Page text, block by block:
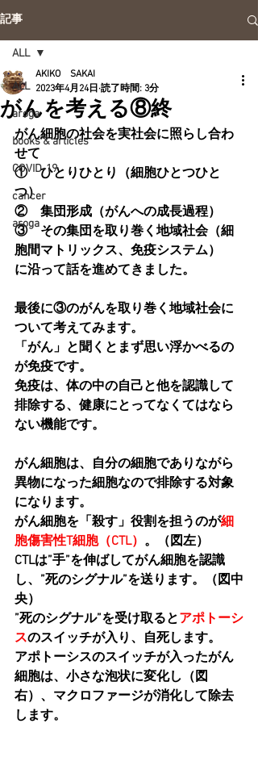
記事
ALL
aroga
books & articles
COVID-19
cancer
aroga
ALL
がんを考える⑧終
AKIKO SAKAI
2023年4月24日 読了時間: 3分
がん細胞の社会を実社会に照らし合わ
せて
①　ひとりひとり（細胞ひとつひと
つ）
②　集団形成（がんへの成長過程）
③　その集団を取り巻く地域社会（細
胞間マトリックス、免疫システム）
に沿って話を進めてきました。
最後に③のがんを取り巻く地域社会に
ついて考えてみます。
「がん」と聞くとまず思い浮かべるの
が免疫です。
免疫は、体の中の自己と他を認識して
排除する、健康にとってなくてはなら
ない機能です。
がん細胞は、自分の細胞でありながら
異物になった細胞なので排除する対象
になります。
がん細胞を「殺す」役割を担うのが細
胞傷害性T細胞（CTL） 。（図左）
CTLは”手”を伸ばしてがん細胞を認識
し、”死のシグナル”を送ります。（図中
央）
”死のシグナル”を受け取るとアポトーシ
スのスイッチが入り、自死します。
アポトーシスのスイッチが入ったがん
細胞は、小さな泡状に変化し（図
右）、マクロファージが消化して除去
します。